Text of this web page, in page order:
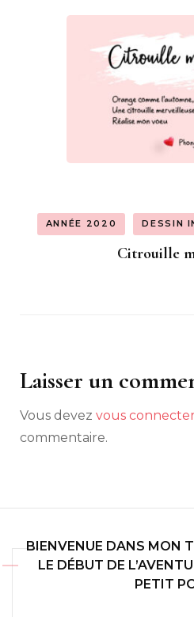
ANNÉE 2020 DESSIN
Citrouille
Laisser un
Vous devez vous connecter
commentaire.
BIENVENUE DANS MON
LE DÉBUT DE
PETIT